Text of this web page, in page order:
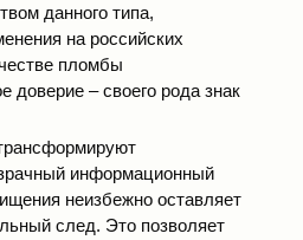
данного типа,
на российских
пломбы
доверие – своего рода знак
информационный
неизбежно оставляет
след. Это позволяет